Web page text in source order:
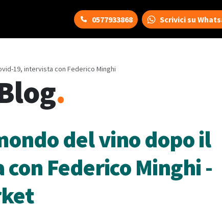
0577933868 Scrivici su
19, intervista con Federico Minghi
.
del vino dopo il
Federico Minghi -